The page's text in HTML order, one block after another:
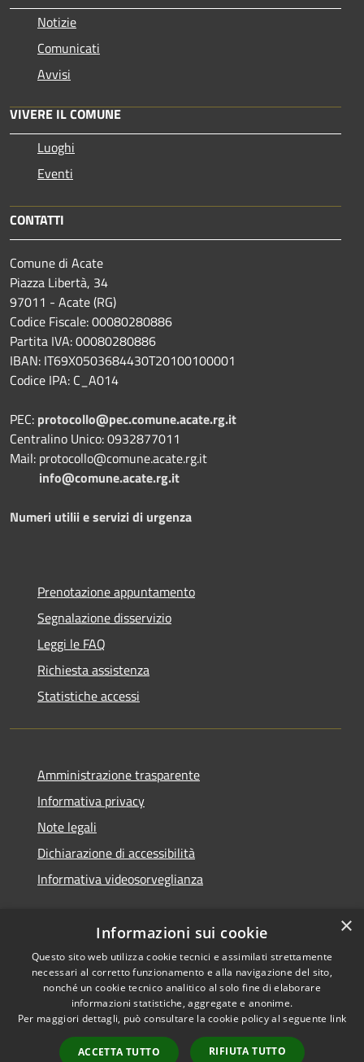
Notizie
Comunicati
Avvisi
VIVERE IL COMUNE
Luoghi
Eventi
CONTATTI
Comune di Acate
Piazza Libertà, 34
97011 - Acate (RG)
Codice Fiscale: 00080280886
Partita IVA: 00080280886
IBAN: IT69X0503684430T20100100001
Codice IPA: C_A014
PEC: protocollo@pec.comune.acate.rg.it
Centralino Unico: 0932877011
Mail: protocollo@comune.acate.rg.it
info@comune.acate.rg.it
Numeri utilii e servizi di urgenza
Prenotazione appuntamento
Segnalazione disservizio
Leggi le FAQ
Richiesta assistenza
Statistiche accessi
Amministrazione trasparente
Informativa privacy
Note legali
Dichiarazione di accessibilità
Informativa videosorveglianza
RSS
Accessibilità
Privacy
Copyright © 2026 • Comune di
Acate • Powered by
Municipium•Accesso
redazione
×
Informazioni sui cookie
Questo sito web utilizza cookie tecnici e assimilati strettamente
necessari al corretto funzionamento e alla navigazione del sito,
nonché un cookie tecnico analitico al solo fine di elaborare
informazioni statistiche, aggregate e anonime.
Per maggiori dettagli, può consultare la cookie policy al seguente link
ACCETTA TUTTO RIFIUTA TUTTO